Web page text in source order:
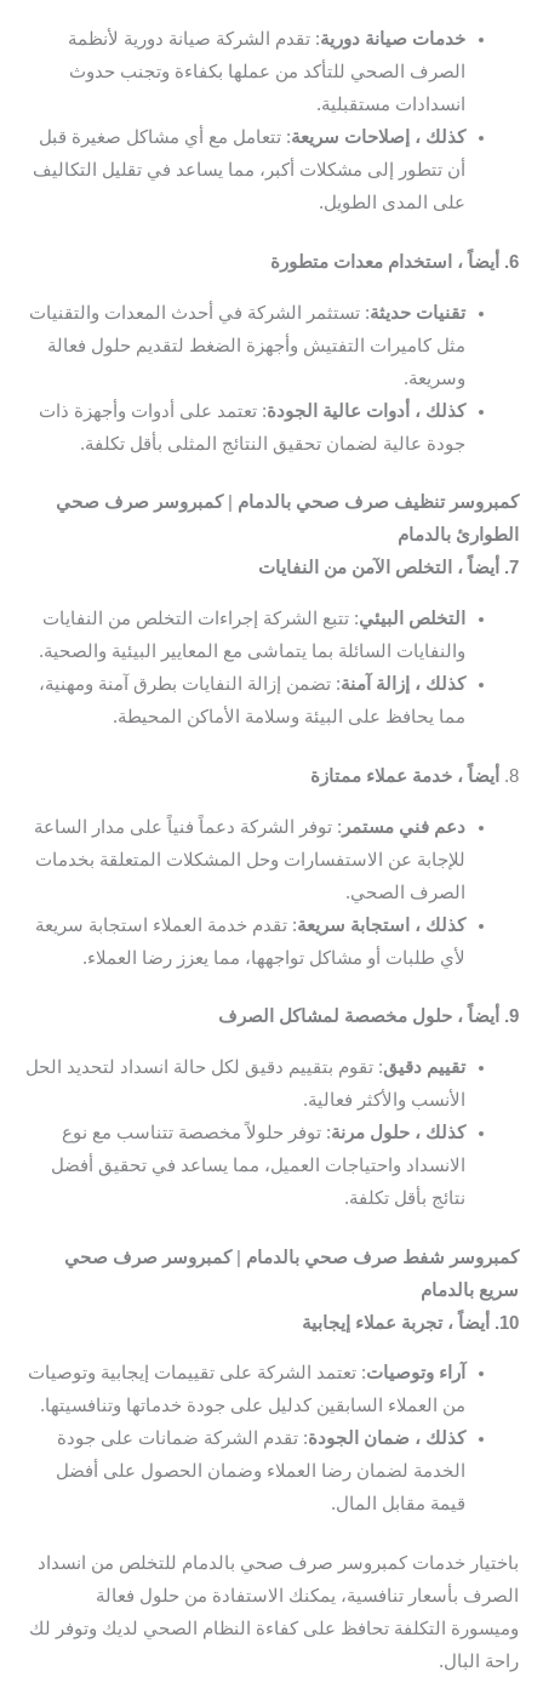
خدمات صيانة دورية: تقدم الشركة صيانة دورية لأنظمة
الصرف الصحي للتأكد من عملها بكفاءة وتجنب حدوث
انسدادات مستقبلية.
كذلك ، إصلاحات سريعة: تتعامل مع أي مشاكل صغيرة قبل
أن تتطور إلى مشكلات أكبر، مما يساعد في تقليل التكاليف
على المدى الطويل.
6. أيضاً ، استخدام معدات متطورة
تقنيات حديثة: تستثمر الشركة في أحدث المعدات والتقنيات
مثل كاميرات التفتيش وأجهزة الضغط لتقديم حلول فعالة
وسريعة.
كذلك ، أدوات عالية الجودة: تعتمد على أدوات وأجهزة ذات
جودة عالية لضمان تحقيق النتائج المثلى بأقل تكلفة.
كمبروسر تنظيف صرف صحي بالدمام |كمبروسر صرف صحي
الطوارئ بالدمام
7. أيضاً ، التخلص الآمن من النفايات
التخلص البيئي: تتبع الشركة إجراءات التخلص من النفايات
والنفايات السائلة بما يتماشى مع المعايير البيئية والصحية.
كذلك ، إزالة آمنة: تضمن إزالة النفايات بطرق آمنة ومهنية،
مما يحافظ على البيئة وسلامة الأماكن المحيطة.
8. أيضاً ، خدمة عملاء ممتازة
دعم فني مستمر : توفر الشركة دعماً فنياً على مدار الساعة
للإجابة عن الاستفسارات وحل المشكلات المتعلقة بخدمات
الصرف الصحي.
كذلك ، استجابة سريعة: تقدم خدمة العملاء استجابة سريعة
لأي طلبات أو مشاكل تواجهها، مما يعزز رضا العملاء.
9. أيضاً ، حلول مخصصة لمشاكل الصرف
تقييم دقيق: تقوم بتقييم دقيق لكل حالة انسداد لتحديد الحل
الأنسب والأكثر فعالية.
كذلك ، حلول مرنة: توفر حلولاً مخصصة تتناسب مع نوع
الانسداد واحتياجات العميل، مما يساعد في تحقيق أفضل
نتائج بأقل تكلفة.
كمبروسر شفط صرف صحي بالدمام |كمبروسر صرف صحي
سريع بالدمام
10. أيضاً ، تجربة عملاء إيجابية
آراء وتوصيات: تعتمد الشركة على تقييمات إيجابية وتوصيات
من العملاء السابقين كدليل على جودة خدماتها وتنافسيتها.
كذلك ، ضمان الجودة: تقدم الشركة ضمانات على جودة
الخدمة لضمان رضا العملاء وضمان الحصول على أفضل
قيمة مقابل المال.
باختيار خدمات كمبروسر صرف صحي بالدمام للتخلص من انسداد
الصرف بأسعار تنافسية، يمكنك الاستفادة من حلول فعالة
وميسورة التكلفة تحافظ على كفاءة النظام الصحي لديك وتوفر لك
راحة البال.